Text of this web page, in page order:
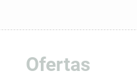
Ofertas